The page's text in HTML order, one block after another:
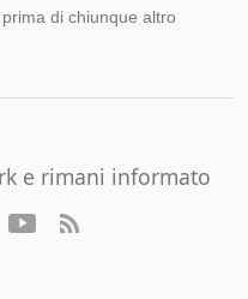
di chiunque altro
e rimani informato